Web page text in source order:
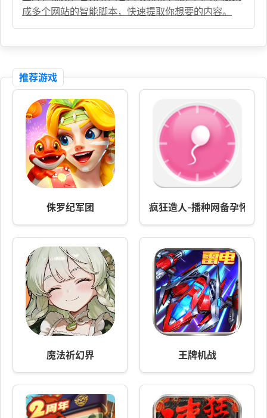
成多个网站的智能脚本，快速提取你想要的内容。
推荐游戏
侏罗纪军团 疯狂造人-播种网备孕怀孕
魔法祈幻界 王牌机战